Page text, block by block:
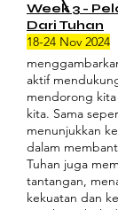
Week 3 -
Dari Tuhan
18-24 Nov 2024
aktif
mendorong
kita. Sama
menunjukkan
dalam
Tuhan juga
tantangan,
kekuatan dan